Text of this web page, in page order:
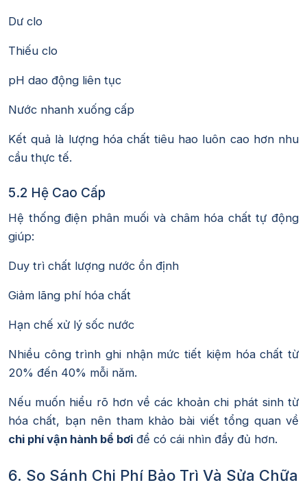
Dư clo
Thiếu clo
pH dao động liên tục
Nước nhanh xuống cấp
Kết quả là lượng hóa chất tiêu hao luôn cao hơn nhu
cầu thực tế.
5.2 Hệ Cao Cấp
Hệ thống điện phân muối và châm hóa chất tự động
giúp:
Duy trì chất lượng nước ổn định
Giảm lãng phí hóa chất
Hạn chế xử lý sốc nước
Nhiều công trình ghi nhận mức tiết kiệm hóa chất từ
20% đến 40% mỗi năm.
Nếu muốn hiểu rõ hơn về các khoản chi phát sinh từ
hóa chất, bạn nên tham khảo bài viết tổng quan về
chi phí vận hành bể bơi để có cái nhìn đầy đủ hơn.
6. So Sánh Chi Phí Bảo Trì Và Sửa Chữa